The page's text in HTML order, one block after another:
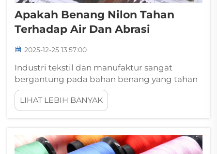
Apakah Benang Nilon Tahan
Terhadap Air Dan Abrasi
2025-12-25 13:57:00
Industri tekstil dan manufaktur sangat
bergantung pada bahan benang yang tahan
lama dan mampu menahan kondisi
lingkungan yang keras serta tekanan
mekanis. Di antara berbagai pilihan benang
(nylon bonded thread) menonjol sebagai
super...
LIHAT LEBIH BANYAK